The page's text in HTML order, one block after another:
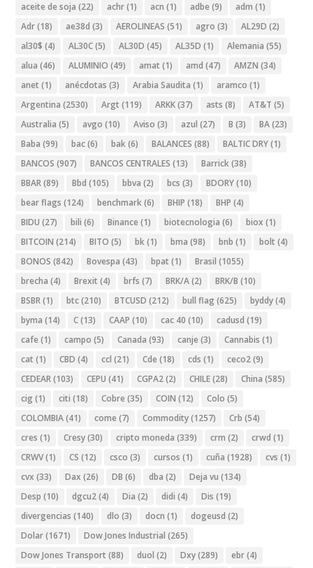
aceite de soja (22) achr(1) acn (1) adbe (9) adm (1)
Adr(18) ae38d (3) AEROLINEAS (51) agro (3) AL29D (2)
al30$ (4) AL30C(5) AL30D (45) AL35D (1) Alemania (55)
alua (46) ALUMINIO (49) amat (1) amd (47) AMZN (34)
anet (1) anécdotas (3) Arabia Saudita (1) aramco (1)
Argentina (2530) Argt (119) ARKK(37) asts (8) AT&T (5)
Australia (5) avgo (10) Aviso (3) azul (27) B (3) BA(23)
Baba (99) bac(6) bak(6) BALANCES (88) BALTIC DRY(1)
BANCOS (907) BANCOS CENTRALES (13) Barrick(38)
BBAR(89) Bbd (105) bbva (2) bcs (3) BDORY(10)
bear flags (124) benchmark(6) BHIP (18) BHP (4)
BIDU (27) bili (6) Binance (1) biotecnologia (6) biox (1)
BITCOIN (214) BITO (5) bk(1) bma (98) bnb (1) bolt (4)
BONOS (842) Bovespa (43) bpat (1) Brasil (1055)
brecha (4) Brexit (4) brfs (7) BRK/A(2) BRK/B (10)
BSBR(1) btc(210) BTCUSD (212) bull flag (625) byddy(4)
byma (14) C(13) CAAP (10) cac 40 (10) cadusd (19)
cafe (1) campo (5) Canada (93) canje (3) Cannabis (1)
cat (1) CBD (4) ccl (21) Cde (18) cds (1) ceco2(9)
CEDEAR(103) CEPU (41) CGPA2(2) CHILE(28) China (585)
cig (1) citi (18) Cobre (35) COIN (12) Colo (5)
COLOMBIA(41) come (7) Commodity(1257) Crb (54)
cres (1) Cresy(30) cripto moneda (339) crm (2) crwd (1)
CRWV(1) CS (12) csco (3) cursos (1) cuña (1928) cvs (1)
cvx (33) Dax (26) DB (6) dba (2) Deja vu (134)
Desp (10) dgcu2(4) Dia (2) didi (4) Dis (19)
divergencias (140) dlo (3) docn (1) dogeusd (2)
Dolar(1671) Dow Jones Industrial (265)
Dow Jones Transport (88) duol (2) Dxy(289) ebr(4)